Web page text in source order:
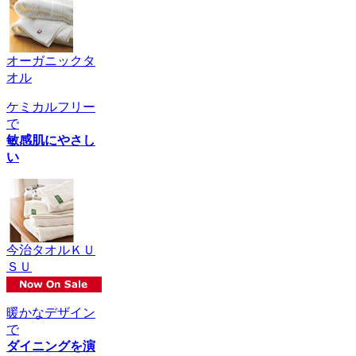
オーガニックタ
オル
ケミカルフリー
で
敏感肌にやさし
い
今治タオルＫＵ
ＳＵ
暖かなデザイン
で
ダイニングを演